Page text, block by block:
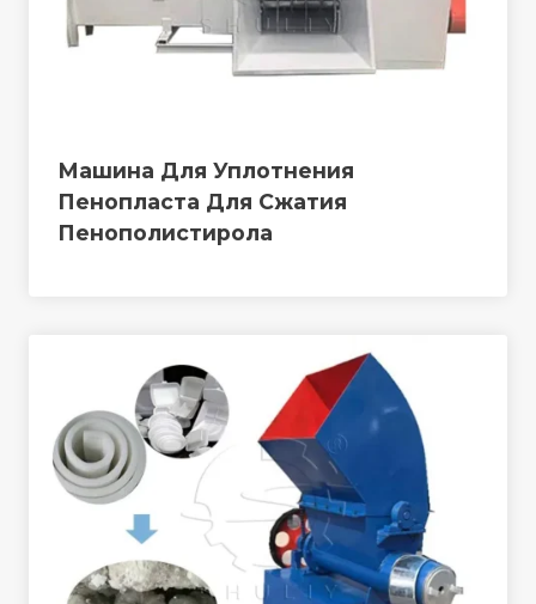
Машина Для Уплотнения
Пенопласта Для Сжатия
Пенополистирола